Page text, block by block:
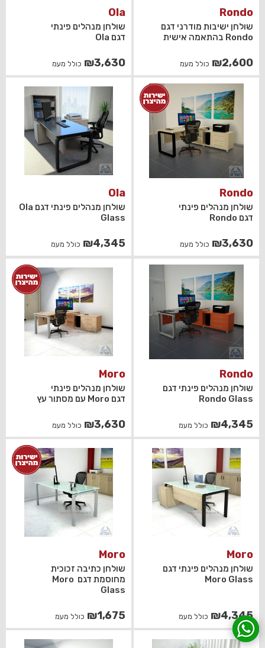
Rondo
שולחן ישיבות מודרני דגם
Rondo בהתאמה אישית
₪2,600 כולל מעמ
Ola
שולחן מנהלים פינתי
דגם Ola
₪3,630 כולל מעמ
Rondo
שולחן מנהלים פינתי
דגם Rondo
₪3,630 כולל מעמ
Ola
שולחן מנהלים פינתי דגם Ola
Glass
₪4,345 כולל מעמ
Rondo
שולחן מנהלים פינתי דגם
Rondo Glass
₪4,345 כולל מעמ
Moro
שולחן מנהלים פינתי
דגם Moro עם מסתור עץ
₪3,630 כולל מעמ
Moro
שולחן מנהלים פינתי דגם
Moro Glass
₪4,345 כולל מעמ
Moro
שולחן כתיבה זכוכית
מחוסמת דגם Moro
Glass
₪1,675 כולל מעמ